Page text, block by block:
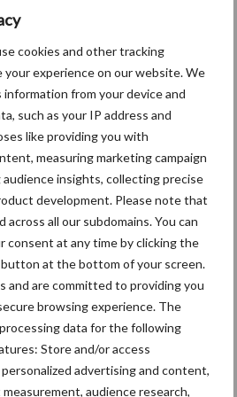
cookies and other tracking
experience on our website. We
information from your device and
such as your IP address and
like providing you with
measuring marketing campaign
insights, collecting precise
development. Please note that
across all our subdomains. You can
consent at any time by clicking the
at the bottom of your screen.
and are committed to providing you
browsing experience. The
data for the following
Store and/or access
advertising and content,
audience research,
Partner nieuws
naar praktische
is in Polen
dan ooit”
voor
hyopneumoniae
Toon meer